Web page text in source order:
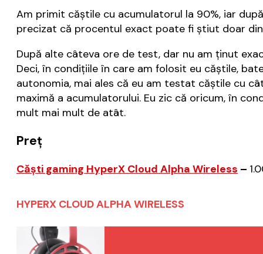
Am primit căștile cu acumulatorul la 90%, iar
precizat că procentul exact poate fi știut doar din
După alte câteva ore de test, dar nu am ținut
Deci, în condițiile în care am folosit eu căștile,
autonomia, mai ales că eu am testat căștile cu
maximă a acumulatorului. Eu zic că oricum, în
mult mai mult de atât.
Preț
Căști gaming HyperX Cloud Alpha Wireless –
HYPERX CLOUD ALPHA WIRELESS